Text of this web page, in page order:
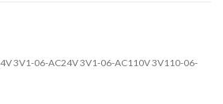
3V1-06-AC24V 3V1-06-AC110V 3V110-06-